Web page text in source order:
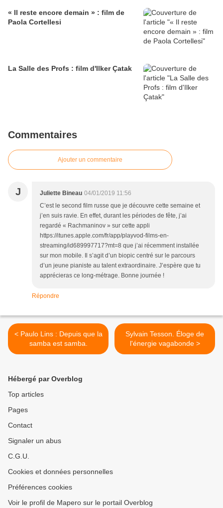
« Il reste encore demain » : film de
Paola Cortellesi
La Salle des Profs : film d'Ilker Çatak
Commentaires
Ajouter un commentaire
J Juliette Bineau 04/01/2019 11:56
C’est le second film russe que je découvre cette semaine et
j’en suis ravie. En effet, durant les périodes de fête, j’ai
regardé « Rachmaninov » sur cette appli
https://itunes.apple.com/fr/app/playvod-films-en-
streaming/id689997717?mt=8 que j’ai récemment installée
sur mon mobile. Il s’agit d’un biopic centré sur le parcours
d’un jeune pianiste au talent extraordinaire. J’espère que tu
apprécieras ce long-métrage. Bonne journée !
Répondre
< Paulo Lins : Depuis que la
samba est samba.
Sylvain Tesson. Éloge de
l'énergie vagabonde >
Hébergé par Overblog
Top articles
Pages
Contact
Signaler un abus
C.G.U.
Cookies et données personnelles
Préférences cookies
Voir le profil de Mapero sur le portail Overblog